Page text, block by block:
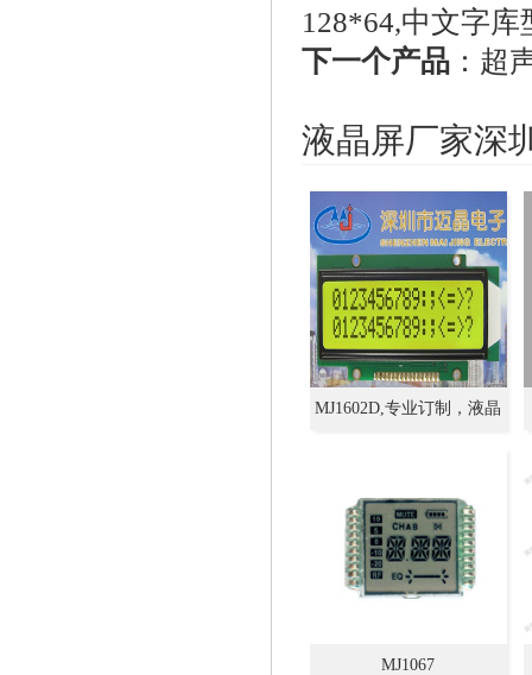
128*64,中文字库
下一个产品 ： 超
液晶屏厂家深
MJ1602D,专业订制，液晶
模块
MJ1067